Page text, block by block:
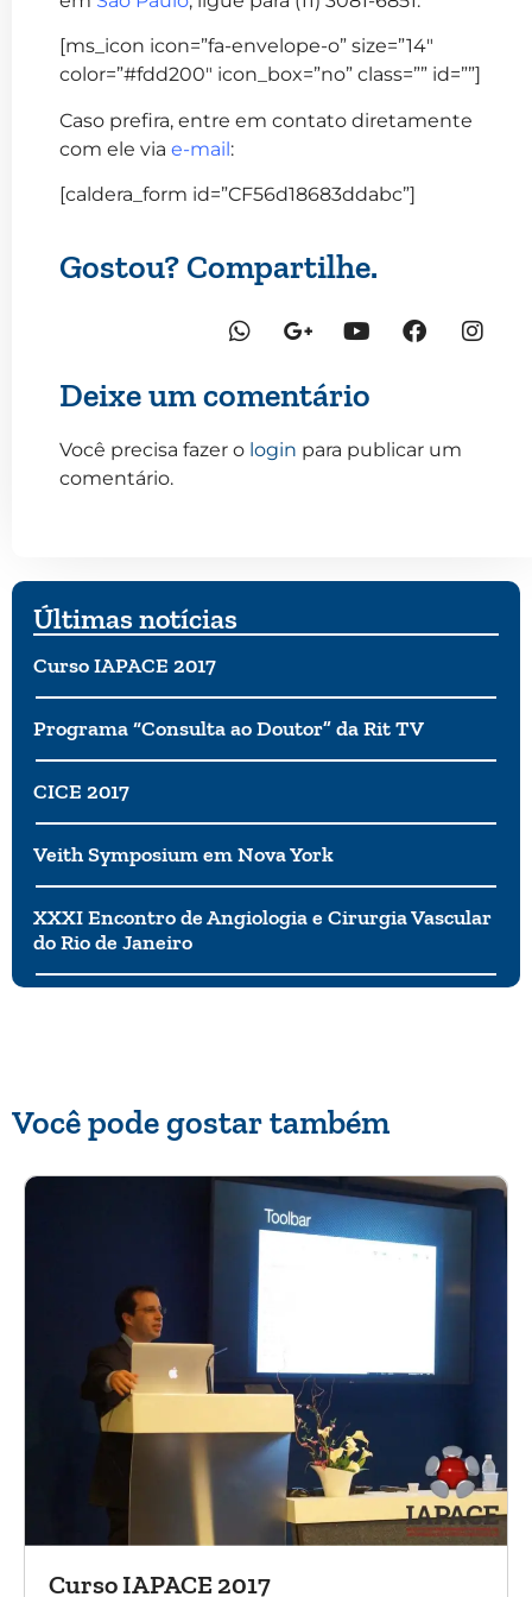
[ms_icon icon=”fa-envelope-o” size=”14″
color=”#fdd200″ icon_box=”no” class=”” id=””]
Caso prefira, entre em contato diretamente
com ele via e-mail:
[caldera_form id=”CF56d18683ddabc”]
Gostou? Compartilhe.
Deixe um comentário
Você precisa fazer o login para publicar um
comentário.
Últimas notícias
Curso IAPACE 2017
Programa “Consulta ao Doutor” da Rit TV
CICE 2017
Veith Symposium em Nova York
XXXI Encontro de Angiologia e Cirurgia Vascular
do Rio de Janeiro
Você pode gostar também
Curso IAPACE 2017